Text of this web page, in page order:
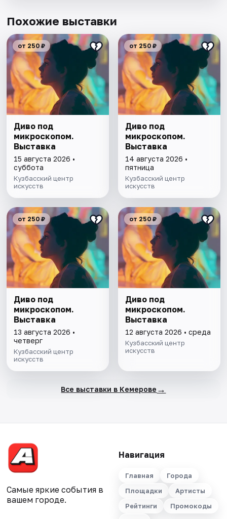
Похожие выставки
от 250 ₽
Диво под
микроскопом.
Выставка
15 августа 2026 •
суббота
Кузбасский центр
искусств
от 250 ₽
Диво под
микроскопом.
Выставка
14 августа 2026 •
пятница
Кузбасский центр
искусств
от 250 ₽
Диво под
микроскопом.
Выставка
13 августа 2026 •
четверг
Кузбасский центр
искусств
от 250 ₽
Диво под
микроскопом.
Выставка
12 августа 2026 • среда
Кузбасский центр
искусств
Все выставки в Кемерове →
Самые яркие события в
вашем городе.
Навигация
Главная
Города
Площадки
Артисты
Рейтинги
Промокоды